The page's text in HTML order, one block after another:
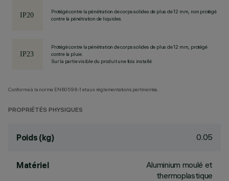
Protégé contre la pénétration de corps solides de plus de 12 mm, non protégé
contre la pénétration de liquides.
Protégé contre la pénétration de corps solides de plus de 12 mm, protégé
contre la pluie.
Sur la partie visible du produit une fois installé
Conforme à la norme EN60598-1 et aux réglementations pertinentes.
PROPRIÉTÉS PHYSIQUES
Poids (kg) 0.05
Matériel
Aluminium moulé et
thermoplastique